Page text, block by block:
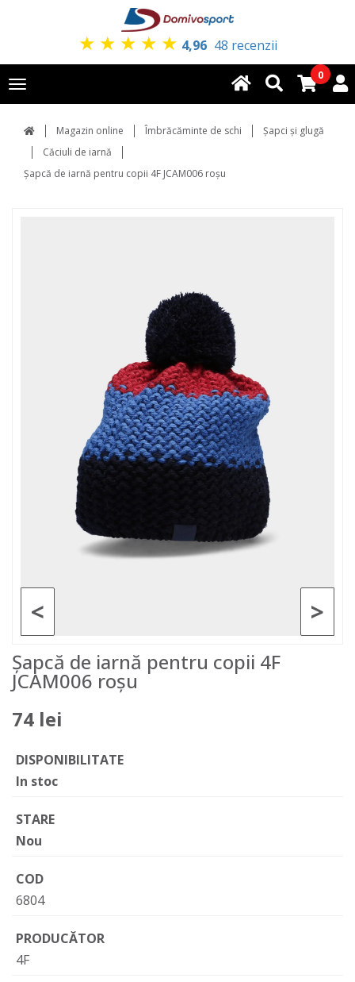
★ ★ ★ ★ ★ 4,96 48 recenzii
Toggle
navigation
0
Magazin online Îmbrăcăminte de schi
Şapci şi glugă
Căciuli de iarnă
Șapcă de iarnă pentru copii 4F JCAM006 roșu
>
<
Șapcă de iarnă pentru copii 4F
JCAM006 roșu
74 lei
DISPONIBILITATE
In stoc
STARE
Nou
COD
6804
PRODUCĂTOR
4F